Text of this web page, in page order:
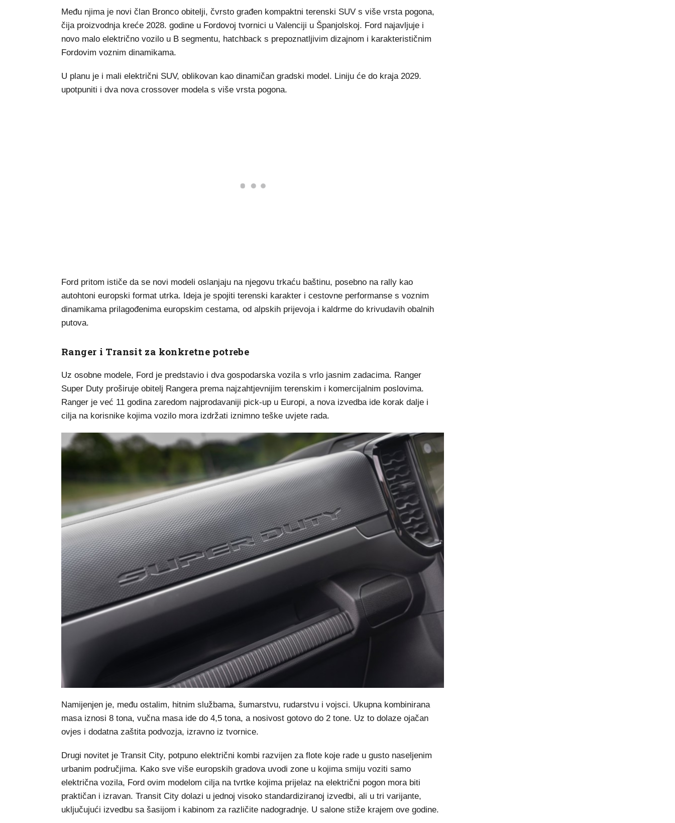
Među njima je novi član Bronco obitelji, čvrsto građen kompaktni terenski SUV s više vrsta pogona,
čija proizvodnja kreće 2028. godine u Fordovoj tvornici u Valenciji u Španjolskoj. Ford najavljuje i
novo malo električno vozilo u B segmentu, hatchback s prepoznatljivim dizajnom i karakterističnim
Fordovim voznim dinamikama.
U planu je i mali električni SUV, oblikovan kao dinamičan gradski model. Liniju će do kraja 2029.
upotpuniti i dva nova crossover modela s više vrsta pogona.
Ford pritom ističe da se novi modeli oslanjaju na njegovu trkaću baštinu, posebno na rally kao
autohtoni europski format utrka. Ideja je spojiti terenski karakter i cestovne performanse s voznim
dinamikama prilagođenima europskim cestama, od alpskih prijevoja i kaldrme do krivudavih obalnih
putova.
Ranger i Transit za konkretne potrebe
Uz osobne modele, Ford je predstavio i dva gospodarska vozila s vrlo jasnim zadacima. Ranger
Super Duty proširuje obitelj Rangera prema najzahtjevnijim terenskim i komercijalnim poslovima.
Ranger je već 11 godina zaredom najprodavaniji pick-up u Europi, a nova izvedba ide korak dalje i
cilja na korisnike kojima vozilo mora izdržati iznimno teške uvjete rada.
Namijenjen je, među ostalim, hitnim službama, šumarstvu, rudarstvu i vojsci. Ukupna kombinirana
masa iznosi 8 tona, vučna masa ide do 4,5 tona, a nosivost gotovo do 2 tone. Uz to dolaze ojačan
ovjes i dodatna zaštita podvozja, izravno iz tvornice.
Drugi novitet je Transit City, potpuno električni kombi razvijen za flote koje rade u gusto naseljenim
urbanim područjima. Kako sve više europskih gradova uvodi zone u kojima smiju voziti samo
električna vozila, Ford ovim modelom cilja na tvrtke kojima prijelaz na električni pogon mora biti
praktičan i izravan. Transit City dolazi u jednoj visoko standardiziranoj izvedbi, ali u tri varijante,
uključujući izvedbu sa šasijom i kabinom za različite nadogradnje. U salone stiže krajem ove godine.